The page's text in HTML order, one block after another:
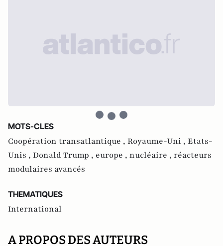
MOTS-CLES
Coopération transatlantique , Royaume-Uni , Etats-
Unis , Donald Trump , europe , nucléaire , réacteurs
modulaires avancés
THEMATIQUES
International
A PROPOS DES AUTEURS